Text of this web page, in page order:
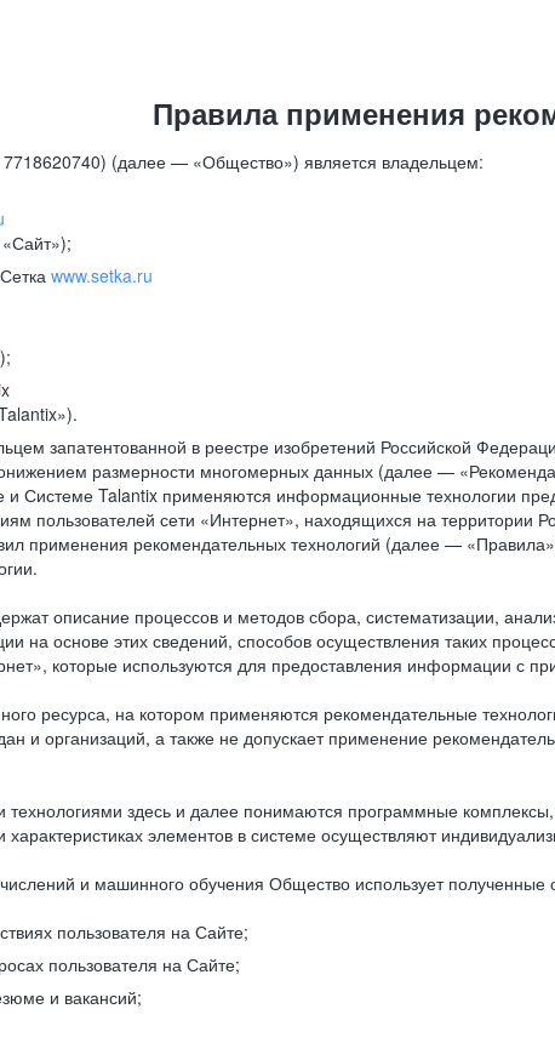
Правила применения
(далее — «Общество») является владельцем:
www.setka.ru
запатентованной в реестре изобретений Российской
размерности многомерных данных (далее —
и Системе Talantix применяются информационные технологии
пользователей сети «Интернет», находящихся на территории
применения рекомендательных технологий (далее —
описание процессов и методов сбора, систематизации,
на основе этих сведений, способов осуществления таких
которые используются для предоставления информации с
ресурса, на котором применяются рекомендательные
и организаций, а также не допускает применение
здесь и далее понимаются программные
элементов в системе осуществляют
и машинного обучения Общество использует
пользователя на Сайте;
пользователя на Сайте;
и вакансий;